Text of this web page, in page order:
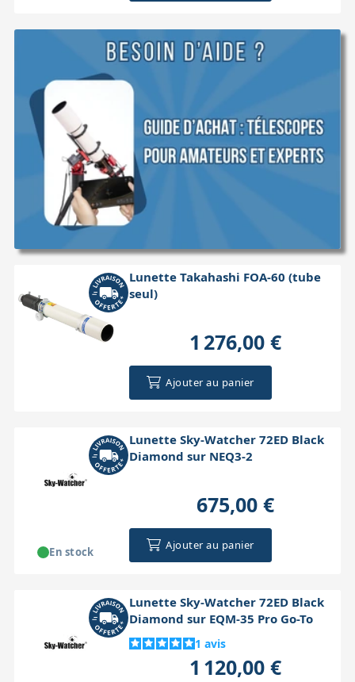
Lunette Takahashi FOA-60 (tube
seul)
1 276,00 €
Ajouter au panier
Lunette Sky-Watcher 72ED Black
Diamond sur NEQ3-2
675,00 €
Ajouter au panier
En stock
Lunette Sky-Watcher 72ED Black
Diamond sur EQM-35 Pro Go-To
1 avis
1 120,00 €